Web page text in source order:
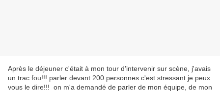
Après le déjeuner c'était à mon tour d'intervenir sur scène, j'avais
un trac fou!!! parler devant 200 personnes c'est stressant je peux
vous le dire!!! on m'a demandé de parler de mon équipe, de mon